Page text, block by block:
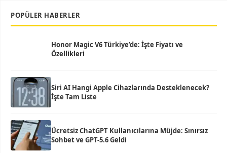
POPÜLER HABERLER
Honor Magic V6 Türkiye’de: İşte Fiyatı ve
Özellikleri
Siri AI Hangi Apple Cihazlarında Desteklenecek?
İşte Tam Liste
Ücretsiz ChatGPT Kullanıcılarına Müjde: Sınırsız
Sohbet ve GPT-5.6 Geldi